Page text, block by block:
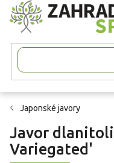
Přejít
na
obsah
Japonské javory
Javor
Variegated'